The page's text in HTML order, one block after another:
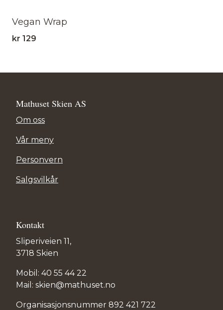
Vegan Wrap
kr 129
Mathuset Skien AS
Om oss
Vår meny
Personvern
Salgsvilkår
Kontakt
Sliperiveien 11,
3718 Skien
Mobil: 40 55 44 22
Mail: skien@mathuset.no
Organisasjonsnummer 892 421 722